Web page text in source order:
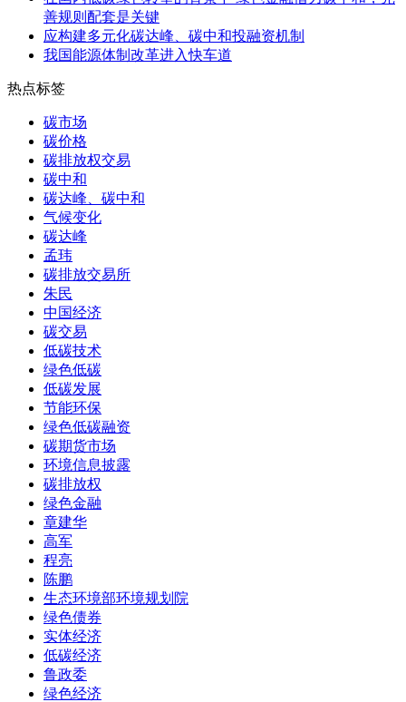
善规则配套是关键
应构建多元化碳达峰、碳中和投融资机制
我国能源体制改革进入快车道
热点标签
碳市场
碳价格
碳排放权交易
碳中和
碳达峰、碳中和
气候变化
碳达峰
孟玮
碳排放交易所
朱民
中国经济
碳交易
低碳技术
绿色低碳
低碳发展
节能环保
绿色低碳融资
碳期货市场
环境信息披露
碳排放权
绿色金融
章建华
高军
程亮
陈鹏
生态环境部环境规划院
绿色债券
实体经济
低碳经济
鲁政委
绿色经济